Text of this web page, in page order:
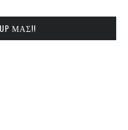
ΜΑΣ!!